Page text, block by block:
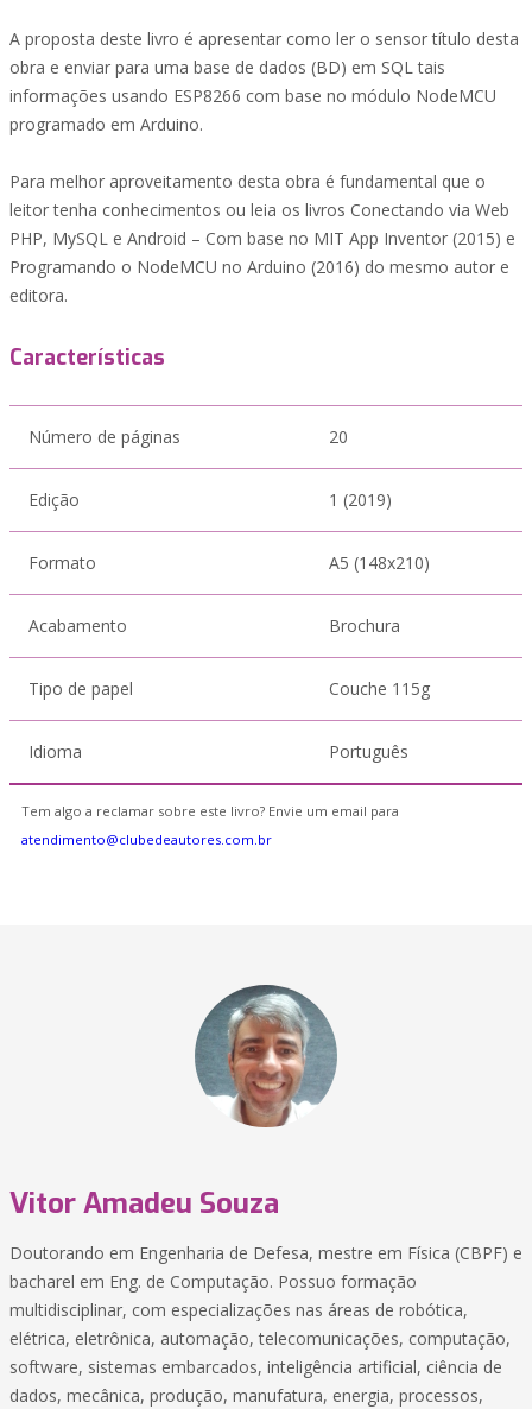
A proposta deste livro é apresentar como ler o sensor título desta
obra e enviar para uma base de dados (BD) em SQL tais
informações usando ESP8266 com base no módulo NodeMCU
programado em Arduino.
Para melhor aproveitamento desta obra é fundamental que o
leitor tenha conhecimentos ou leia os livros Conectando via Web
PHP, MySQL e Android – Com base no MIT App Inventor (2015) e
Programando o NodeMCU no Arduino (2016) do mesmo autor e
editora.
Características
Número de páginas 20
Edição 1 (2019)
Formato A5 (148x210)
Acabamento Brochura
Tipo de papel Couche 115g
Idioma Português
Tem algo a reclamar sobre este livro? Envie um email para
atendimento@clubedeautores.com.br
Vitor Amadeu Souza
Doutorando em Engenharia de Defesa, mestre em Física (CBPF) e
bacharel em Eng. de Computação. Possuo formação
multidisciplinar, com especializações nas áreas de robótica,
elétrica, eletrônica, automação, telecomunicações, computação,
software, sistemas embarcados, inteligência artificial, ciência de
dados, mecânica, produção, manufatura, energia, processos,